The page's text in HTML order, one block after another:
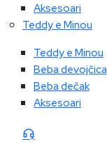
Aksesoari
Teddy e Minou
Teddy e Minou
Beba devojčica
Beba dečak
Aksesoari